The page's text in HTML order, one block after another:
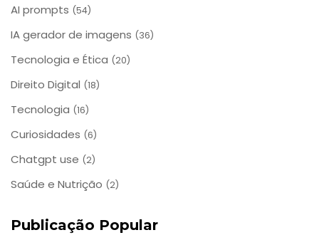
AI prompts (54)
IA gerador de imagens (36)
Tecnologia e Ética (20)
Direito Digital (18)
Tecnologia (16)
Curiosidades (6)
Chatgpt use (2)
Saúde e Nutrição (2)
Publicação Popular